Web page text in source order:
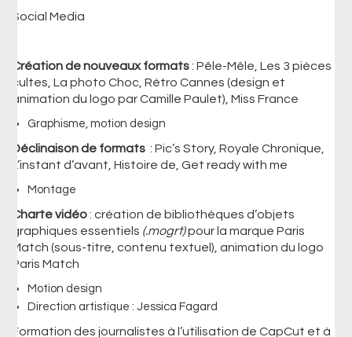
Social Media
Création de nouveaux formats: Pêle-Mêle, Les 3 pièces
cultes, La photo Choc, Rétro Cannes (design et
animation du logo par Camille Paulet), Miss France
Graphisme, motion design
Déclinaison de formats : Pic’s Story, Royale Chronique,
L’instant d’avant, Histoire de, Get ready with me
Montage
Charte vidéo: création de bibliothèques d’objets
graphiques essentiels (.mogrt)pour la marque Paris
Match (sous-titre, contenu textuel), animation du logo
Paris Match
Motion design
Direction artistique : Jessica Fagard
Formation des journalistes à l’utilisation de CapCut et à